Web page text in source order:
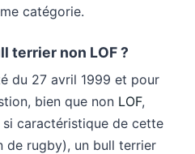
catégorie.
terrier non LOF ?
du 27 avril 1999 et pour
bien que non LOF,
caractéristique de cette
de rugby), un bull terrier